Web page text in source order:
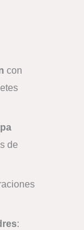
con
de
: